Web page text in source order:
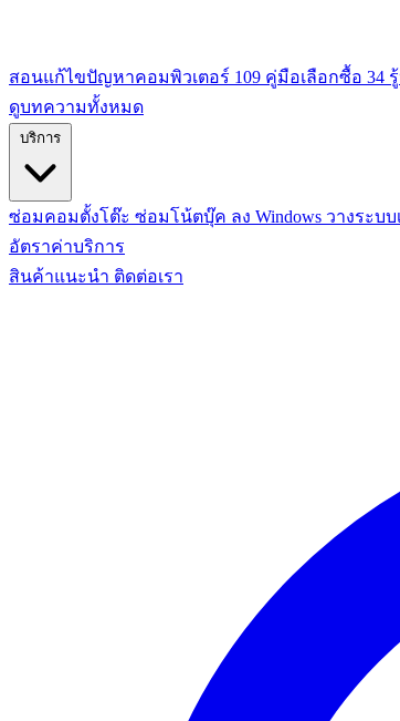
สอนแก้ไขปัญหาคอมพิวเตอร์ 109 คู่มือเลือกซื้อ 34
ดูบทความทั้งหมด
ซ่อมคอมตั้งโต๊ะ ซ่อมโน้ตบุ๊ค ลง Windows วางระบบ
อัตราค่าบริการ
สินค้าแนะนำ ติดต่อเรา